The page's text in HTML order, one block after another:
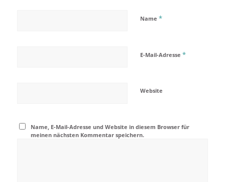
Name *
E-Mail-Adresse *
Website
Name, E-Mail-Adresse und Website in diesem Browser für
meinen nächsten Kommentar speichern.